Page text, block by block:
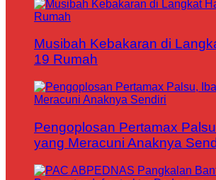
Musibah Kebakaran di
19 Rumah
Pengoplosan Pertamax
yang Meracuni Anaknya